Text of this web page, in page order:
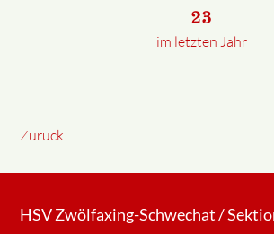
23
im letzten Jahr
Zurück
HSV Zwölfaxing-Schwechat /